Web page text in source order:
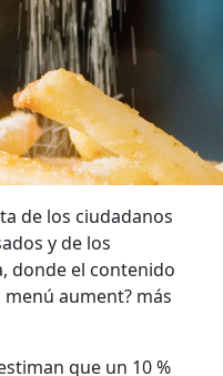
de los ciudadanos
y de los
donde el contenido
aument? más
que un 10 %